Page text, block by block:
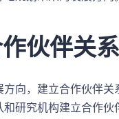
伙伴关系
向，建立合作伙伴关
研究机构建立合作伙